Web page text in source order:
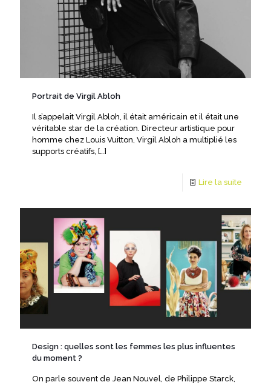
Portrait de Virgil Abloh
Il s’appelait Virgil Abloh, il était américain et il était une
véritable star de la création. Directeur artistique pour
homme chez Louis Vuitton, Virgil Abloh a multiplié les
supports créatifs, […]
Lire la suite
Design : quelles sont les femmes les plus influentes
du moment ?
On parle souvent de Jean Nouvel, de Philippe Starck,